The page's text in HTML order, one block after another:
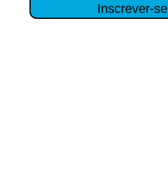
Inscrever-se